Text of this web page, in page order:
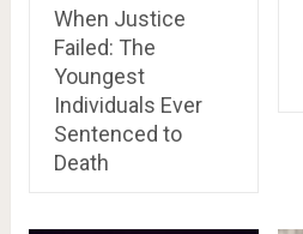
When Justice
Failed: The
Youngest
Individuals Ever
Sentenced to
Death